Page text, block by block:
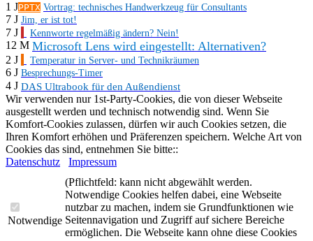
1 JPPTX Vortrag: technisches Handwerkzeug für Consultants
7 J Jim, er ist tot!
7 J Kennworte regelmäßig ändern? Nein!
12 M Microsoft Lens wird eingestellt: Alternativen?
2 J Temperatur in Server- und Technikräumen
6 J Besprechungs-Timer
4 J DAS Ultrabook für den Außendienst
Wir verwenden nur 1st-Party-Cookies, die von dieser Webseite
ausgestellt werden und technisch notwendig sind. Wenn Sie
Komfort-Cookies zulassen, dürfen wir auch Cookies setzen, die
Ihren Komfort erhöhen und Präferenzen speichern. Welche Art von
Cookies das sind, entnehmen Sie bitte::
Datenschutz
Impressum
Notwendige
(Pflichtfeld: kann nicht abgewählt werden.
Notwendige Cookies helfen dabei, eine Webseite
nutzbar zu machen, indem sie Grundfunktionen wie
Seitennavigation und Zugriff auf sichere Bereiche
ermöglichen. Die Webseite kann ohne diese Cookies